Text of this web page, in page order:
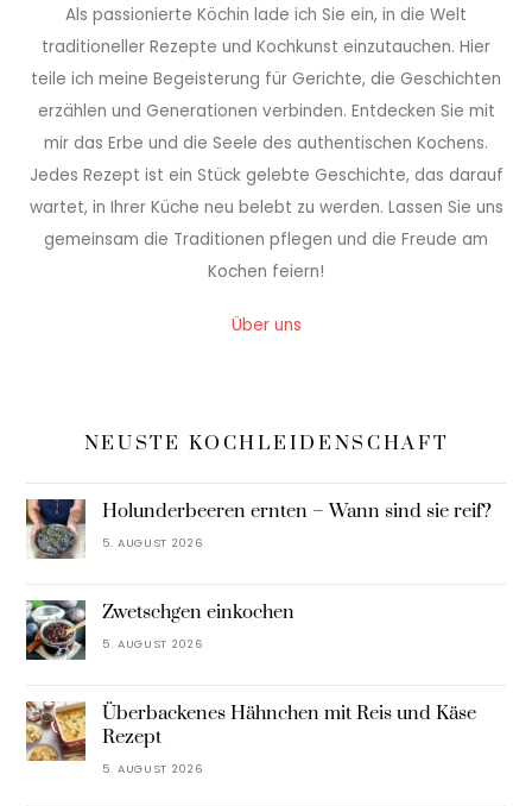
Als passionierte Köchin lade ich Sie ein, in die Welt
traditioneller Rezepte und Kochkunst einzutauchen. Hier
teile ich meine Begeisterung für Gerichte, die Geschichten
erzählen und Generationen verbinden. Entdecken Sie mit
mir das Erbe und die Seele des authentischen Kochens.
Jedes Rezept ist ein Stück gelebte Geschichte, das darauf
wartet, in Ihrer Küche neu belebt zu werden. Lassen Sie uns
gemeinsam die Traditionen pflegen und die Freude am
Kochen feiern!
Über uns
NEUSTE KOCHLEIDENSCHAFT
Holunderbeeren ernten – Wann sind sie reif?
5. AUGUST 2026
Zwetschgen einkochen
5. AUGUST 2026
Überbackenes Hähnchen mit Reis und Käse
Rezept
5. AUGUST 2026